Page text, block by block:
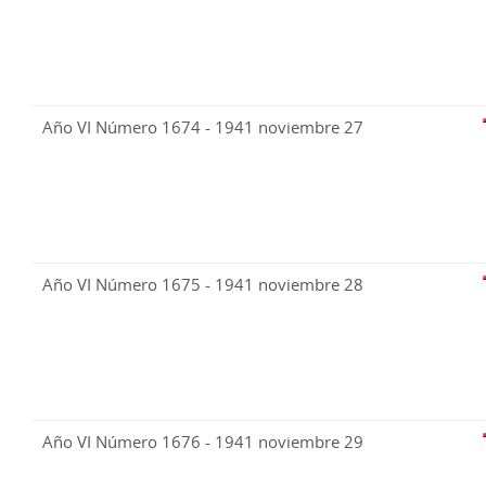
Año VI Número 1674 - 1941 noviembre 27
Año VI Número 1675 - 1941 noviembre 28
Año VI Número 1676 - 1941 noviembre 29